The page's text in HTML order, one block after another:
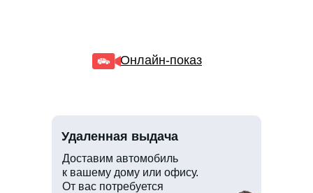
Онлайн-показ
Доставим автомобиль
к вашему дому или офису.
От вас потребуется
Удаленная выдача